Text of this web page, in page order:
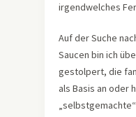
irgendwelches
Auf der Suche
Saucen bin ich
gestolpert, die
als Basis an oder